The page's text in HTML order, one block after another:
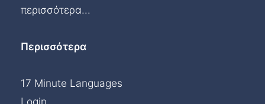
περισσότερα...
Περισσότερα
17 Minute Languages
Login